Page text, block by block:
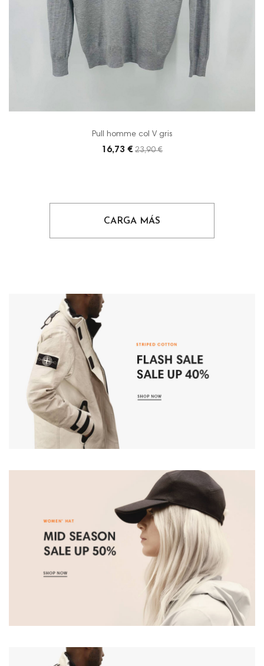
Pull homme col V gris
16,73 € 23,90 €
CARGA MÁS